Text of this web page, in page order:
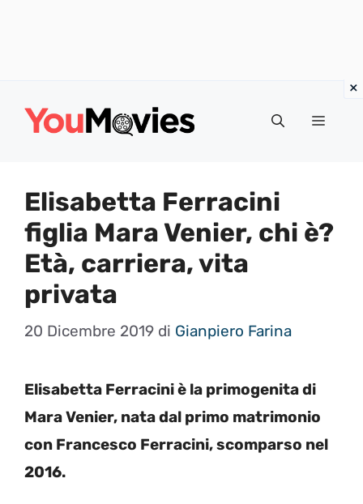
Menu
Elisabetta Ferracini
figlia Mara Venier, chi è?
Età, carriera, vita
privata
20 Dicembre 2019 di Gianpiero Farina
Elisabetta Ferracini è la primogenita di
Mara Venier, nata dal primo matrimonio
con Francesco Ferracini, scomparso nel
2016.